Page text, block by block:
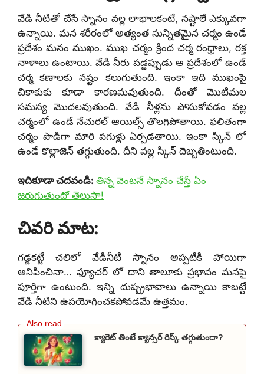
వేడి నీటితో చేసే స్నానం వల్ల లాభాలకంటే, నష్టాలే ఎక్కువగా
ఉన్నాయి. మన శరీరంలో అత్యంత సున్నితమైన చర్మం ఉండే
ప్రదేశం మనం ముఖం. ముఖ చర్మం క్రింద చర్మ రంధ్రాలు, రక్త
నాళాలు ఉంటాయి. వేడి నీరు పడ్డప్పుడు ఆ ప్రదేశంలో ఉండే
చర్మ కణాలకు నష్టం కలుగుతుంది. ఇంకా ఇది ముఖంపై
చికాకుకు కూడా కారణమవుతుంది. దీంతో మొటిమల
సమస్య మొదలవుతుంది. వేడి నీళ్లను పోసుకోవడం వల్ల
చర్మంలో ఉండే నేచురల్ ఆయిల్స్ తొలగిపోతాయి. ఫలితంగా
చర్మం పొడిగా మారి పగుళ్లు ఏర్పడతాయి. ఇంకా స్కిన్ లో
ఉండే కొల్లాజెన్ తగ్గుతుంది. దీని వల్ల స్కిన్ దెబ్బతింటుంది.
ఇదికూడా చదవండి: తిన్న వెంటనే స్నానం చేస్తే ఏం
జరుగుతుందో తెలుసా!
చివరి మాట:
గడ్డకట్టే చలిలో వేడినీటి స్నానం అప్పటికి హాయిగా
అనిపించినా… ఫ్యూచర్ లో దాని తాలూకు ప్రభావం మనపై
పూర్తిగా ఉంటుంది. ఇన్ని దుష్ప్రభావాలు ఉన్నాయి కాబట్టే
వేడి నీటిని ఉపయోగించకపోవడమే ఉత్తమం.
క్యారెట్ తింటే క్యాన్సర్ రిస్క్ తగ్గుతుందా?